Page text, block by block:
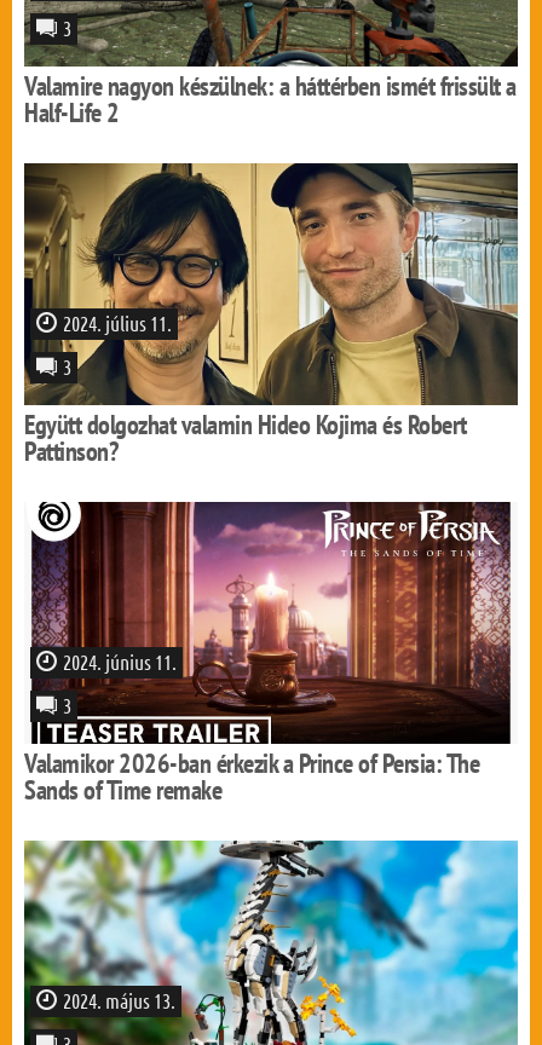
3
Valamire nagyon készülnek: a háttérben ismét frissült a
Half-Life 2
2024. július 11.
3
Együtt dolgozhat valamin Hideo Kojima és Robert
Pattinson?
2024. június 11.
3
Valamikor 2026-ban érkezik a Prince of Persia: The
Sands of Time remake
2024. május 13.